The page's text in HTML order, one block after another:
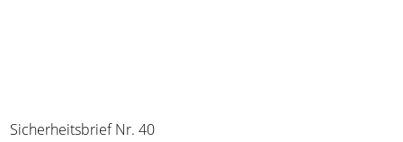
Sicherheitsbrief Nr. 40